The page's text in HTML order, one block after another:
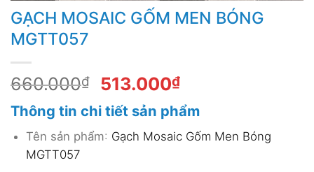
GẠCH MOSAIC GỐM MEN BÓNG
MGTT057
660.000₫
Giá
gốc
là:
660.000₫.
513.000₫Giá
hiện
tại
là:
Thông tin chi tiết sản phẩm
Tên sản phẩm: Gạch Mosaic Gốm Men Bóng
MGTT057